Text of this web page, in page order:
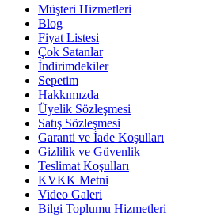
Müşteri Hizmetleri
Blog
Fiyat Listesi
Çok Satanlar
İndirimdekiler
Sepetim
Hakkımızda
Üyelik Sözleşmesi
Satış Sözleşmesi
Garanti ve İade Koşulları
Gizlilik ve Güvenlik
Teslimat Koşulları
KVKK Metni
Video Galeri
Bilgi Toplumu Hizmetleri